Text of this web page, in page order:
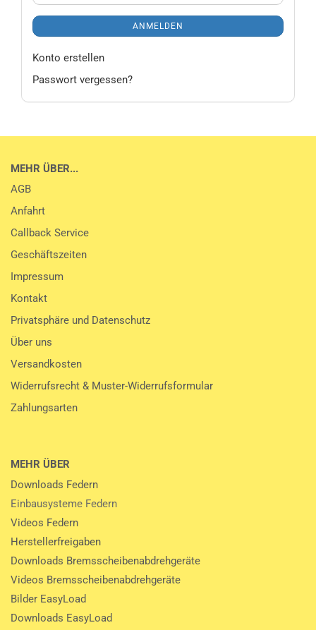
ANMELDEN
Konto erstellen
Passwort vergessen?
MEHR ÜBER...
AGB
Anfahrt
Callback Service
Geschäftszeiten
Impressum
Kontakt
Privatsphäre und Datenschutz
Über uns
Versandkosten
Widerrufsrecht & Muster-Widerrufsformular
Zahlungsarten
MEHR ÜBER
Downloads Federn
Einbausysteme Federn
Videos Federn
Herstellerfreigaben
Downloads Bremsscheibenabdrehgeräte
Videos Bremsscheibenabdrehgeräte
Bilder EasyLoad
Downloads EasyLoad